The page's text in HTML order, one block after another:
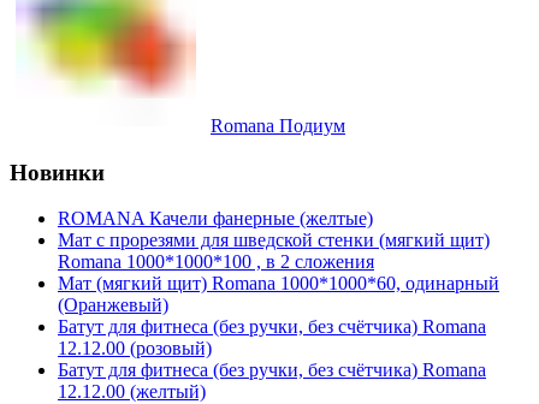
Romana Подиум
Новинки
ROMANA Качели фанерные (желтые)
Мат с прорезями для шведской стенки (мягкий щит)
Romana 1000*1000*100 , в 2 сложения
Мат (мягкий щит) Romana 1000*1000*60, одинарный
(Оранжевый)
Батут для фитнеса (без ручки, без счётчика) Romana
12.12.00 (розовый)
Батут для фитнеса (без ручки, без счётчика) Romana
12.12.00 (желтый)